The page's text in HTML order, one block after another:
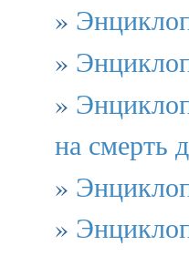
»
»
»
на смерть
»
»